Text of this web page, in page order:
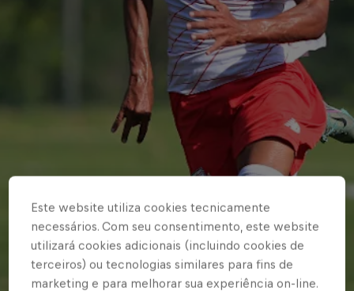
Este website utiliza cookies tecnicamente
necessários. Com seu consentimento, este website
utilizará cookies adicionais (incluindo cookies de
terceiros) ou tecnologias similares para fins de
marketing e para melhorar sua experiência on-line.